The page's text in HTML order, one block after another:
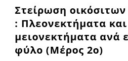
Στείρωση οικόσιτων
: Πλεονεκτήματα και
μειονεκτήματα ανά
φύλo (Μέρος 2ο)